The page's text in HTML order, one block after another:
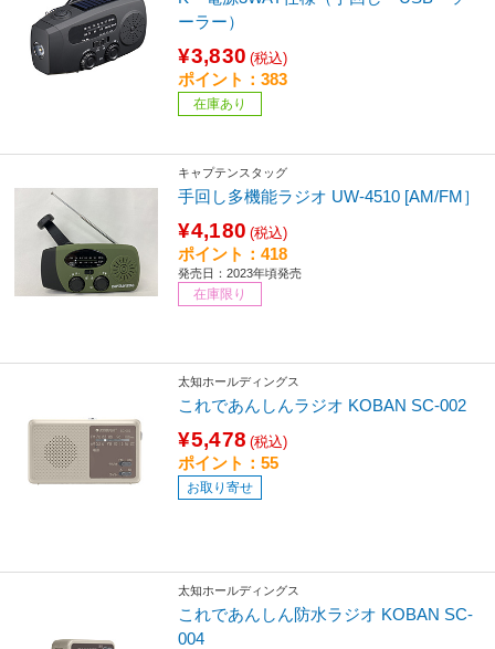
ーラー）
¥3,830 (税込)
ポイント：383
在庫あり
キャプテンスタッグ
手回し多機能ラジオ UW-4510 [AM/FM］
¥4,180 (税込)
ポイント：418
発売日：2023年頃発売
在庫限り
太知ホールディングス
これであんしんラジオ KOBAN SC-002
¥5,478 (税込)
ポイント：55
お取り寄せ
太知ホールディングス
これであんしん防水ラジオ KOBAN SC-
004